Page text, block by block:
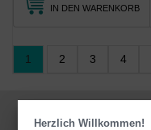
Herzlich Willkommen!
IN DEN WARENKORB
1 2 3 4
Jetzt zum